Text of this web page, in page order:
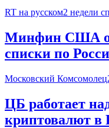
RT на русском2 недели
Минфин США
списки по
Московский Комсомолец
ЦБ работает
криптовалют в